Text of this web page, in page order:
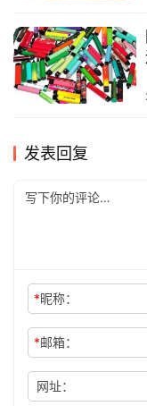
发表回复
*昵称：
*邮箱：
网址：